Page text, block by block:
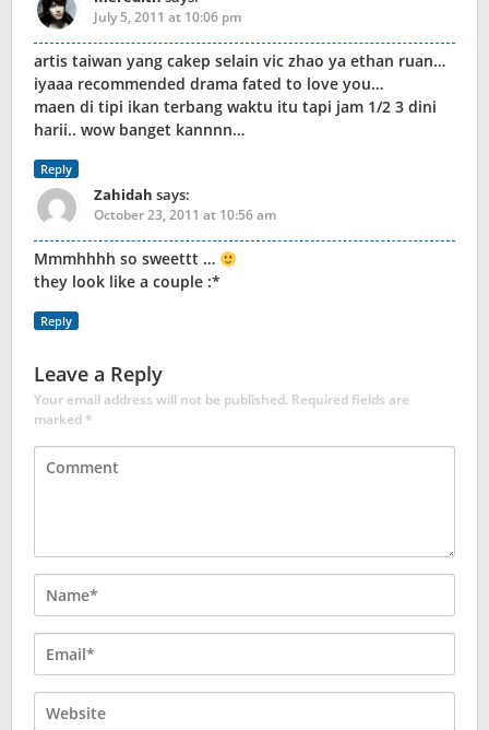
July 5, 2011 at 10:06 pm
artis taiwan yang cakep selain vic zhao ya ethan ruan…
iyaaa recommended drama fated to love you…
maen di tipi ikan terbang waktu itu tapi jam 1/2 3 dini
harii.. wow banget kannnn…
Reply
Zahidah says:
October 23, 2011 at 10:56 am
Mmmhhhh so sweettt …
they look like a couple :*
Reply
Leave a Reply
Your email address will not be published. Required fields are
marked*